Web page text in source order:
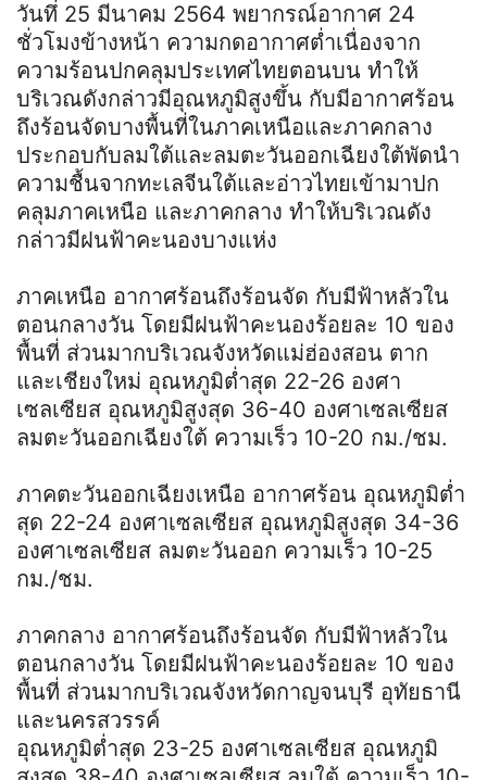
วันทึ่ 25 มีนาคม 2564 พยากรณ์อากาศ 24
ชั่วโมงข้างหน้า ความกดอากาศต่ำเนื่องจาก
ความร้อนปกคลุมประเทศไทยตอนบน ทำให้
บริเวณดังกล่าวมีอุณหภูมิสูงขึ้น กับมีอากาศร้อน
ถึงร้อนจัดบางพื้นที่ในภาคเหนือและภาคกลาง
ประกอบกับลมใต้และลมตะวันออกเฉียงใต้พัดนำ
ความชื้นจากทะเลจีนใต้และอ่าวไทยเข้ามาปก
คลุมภาคเหนือ และภาคกลาง ทำให้บริเวณดัง
กล่าวมีฝนฟ้าคะนองบางแห่ง
ภาคเหนือ อากาศร้อนถึงร้อนจัด กับมีฟ้าหลัวใน
ตอนกลางวัน โดยมีฝนฟ้าคะนองร้อยละ 10 ของ
พื้นที่ ส่วนมากบริเวณจังหวัดแม่ฮ่องสอน ตาก
และเชียงใหม่ อุณหภูมิต่ำสุด 22-26 องศา
เซลเซียส อุณหภูมิสูงสุด 36-40 องศาเซลเซียส
ลมตะวันออกเฉียงใต้ ความเร็ว 10-20 กม./ชม.
ภาคตะวันออกเฉียงเหนือ อากาศร้อน อุณหภูมิต่ำ
สุด 22-24 องศาเซลเซียส อุณหภูมิสูงสุด 34-36
องศาเซลเซียส ลมตะวันออก ความเร็ว 10-25
กม./ชม.
ภาคกลาง อากาศร้อนถึงร้อนจัด กับมีฟ้าหลัวใน
ตอนกลางวัน โดยมีฝนฟ้าคะนองร้อยละ 10 ของ
พื้นที่ ส่วนมากบริเวณจังหวัดกาญจนบุรี อุทัยธานี
และนครสวรรค์
อุณหภูมิต่ำสุด 23-25 องศาเซลเซียส อุณหภูมิ